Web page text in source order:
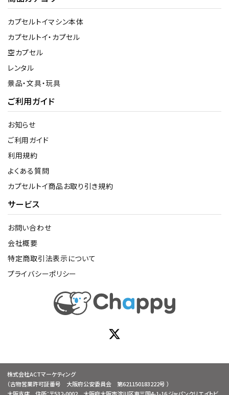
カプセルトイマシン本体
カプセルトイ・カプセル
空カプセル
レンタル
景品・文具・玩具
ご利用ガイド
お知らせ
ご利用ガイド
利用規約
よくある質問
カプセルトイ商品お取り引き規約
サービス
お問い合わせ
会社概要
特定商取引法表示について
プライバシーポリシー
株式会社ACTマーケティング
（古物営業許可証番号 大阪府公安委員会 第621150183222号 ）